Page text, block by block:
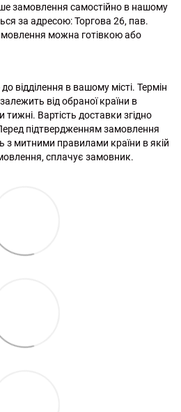
замовлення самостійно в нашому
за адресою: Торгова 26, пав.
можна готівкою або
відділення в вашому місті. Термін
від обраної країни в
Вартість доставки згідно
підтвердженням замовлення
з митними правилами країни в якій
сплачує замовник.